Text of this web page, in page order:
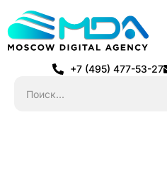
+7 (495) 477-53-27